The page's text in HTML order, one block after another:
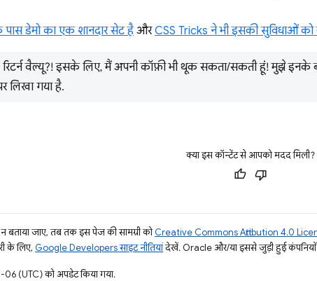
डेमो का एक शानदार सेट है औरCSS Tricks ने भी इसकी सुविधाओं को
रिटर्न वैल्यू?! इसके लिए, मैं अपनी कॉफ़ी भी थूक सकता/सकती हूं! मुझे इनके
लिखा गया है.
क्या इस कॉन्टेंट से आपको मदद मिली?
जाए, तब तक इस पेज की सामग्री कोCreative Commons Attribution 4.0
के लिए, Google Developers साइट नीतियांदेखें. Oracle और/या इससे जुड़ी हुई कंपनियों
(UTC) को अपडेट किया गया.